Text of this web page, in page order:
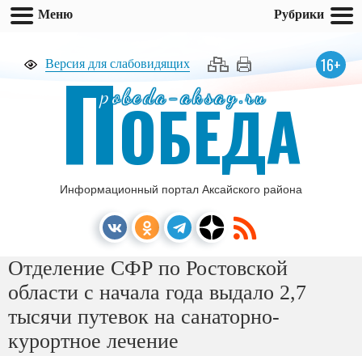
Версия для слабовидящих 16+
pobeda-aksay.ru
ПОБЕДА
Информационный портал Аксайского района
Отделение СФР по Ростовской
области с начала года выдало 2,7
тысячи путевок на санаторно-
курортное лечение
Меню Рубрики